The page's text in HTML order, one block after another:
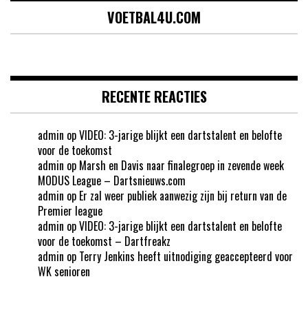
VOETBAL4U.COM
RECENTE REACTIES
admin opVIDEO: 3-jarige blijkt een dartstalent en belofte
voor de toekomst
admin op Marsh en Davis naar finalegroep in zevende week
MODUS League – Dartsnieuws.com
admin op Er zal weer publiek aanwezig zijn bij return van de
Premier league
admin opVIDEO: 3-jarige blijkt een dartstalent en belofte
voor de toekomst – Dartfreakz
admin op Terry Jenkins heeft uitnodiging geaccepteerd voor
WK senioren